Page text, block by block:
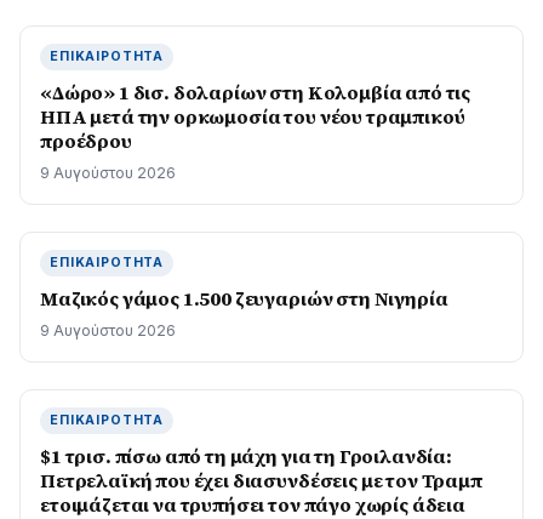
ΕΠΙΚΑΙΡΌΤΗΤΑ
«Δώρο» 1 δισ. δολαρίων στη Κολομβία από τις
ΗΠΑ μετά την ορκωμοσία του νέου τραμπικού
προέδρου
9 Αυγούστου 2026
ΕΠΙΚΑΙΡΌΤΗΤΑ
Μαζικός γάμος 1.500 ζευγαριών στη Νιγηρία
9 Αυγούστου 2026
ΕΠΙΚΑΙΡΌΤΗΤΑ
$1 τρισ. πίσω από τη μάχη για τη Γροιλανδία:
Πετρελαϊκή που έχει διασυνδέσεις με τον Τραμπ
ετοιμάζεται να τρυπήσει τον πάγο χωρίς άδεια